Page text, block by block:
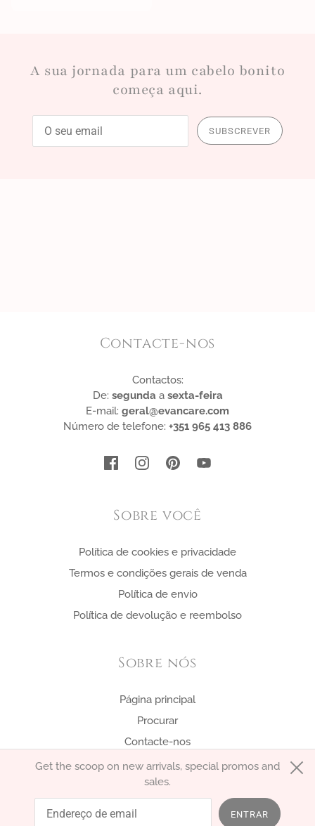
A sua jornada para um cabelo bonito
começa aqui.
SUBSCREVER
Contacte-nos
Contactos:
De: segunda a sexta-feira
E-mail: geral@evancare.com
Número de telefone: +351 965 413 886
Sobre você
Política de cookies e privacidade
Termos e condições gerais de venda
Política de envio
Política de devolução e reembolso
Sobre nós
Página principal
Procurar
Contacte-nos
Get the scoop on new arrivals, special promos and
sales.
ENTRAR